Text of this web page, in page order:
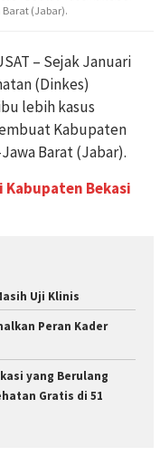
(Jabar).
– Sejak Januari
(Dinkes)
lebih kasus
Kabupaten
Barat (Jabar).
Kabupaten Bekasi
Uji Klinis
Peran Kader
yang Berulang
Gratis di 51